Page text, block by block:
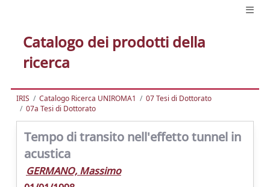
Catalogo dei prodotti della
ricerca
IRIS Catalogo Ricerca UNIROMA1
07 Tesi di Dottorato
07a Tesi di Dottorato
Tempo di transito nell'effetto tunnel in
acustica
GERMANO, Massimo